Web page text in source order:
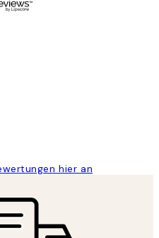
hier an